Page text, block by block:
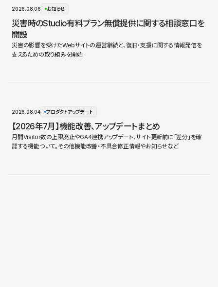
2026.08.06 お知らせ
災害時のStudio有料プラン無償提供に関する相談窓口を
開設
災害の影響を受けたWebサイトの運営継続と、復旧・支援に関する情報発信を
支えるための取り組みを開始
2026.08.04 プロダクトアップデート
【2026年7月】機能改善、アップデートまとめ
月間Visitor数の上限廃止やGA4連携アップデート、サイト更新前に「差分」を確
認する機能ついて。その他機能改善・不具合修正情報やお知らせなど